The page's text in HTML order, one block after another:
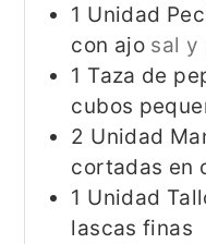
1 Unidad
con ajo sal y
1 Taza de
cubos
2 Unidad
cortadas en
1 Unidad
lascas finas